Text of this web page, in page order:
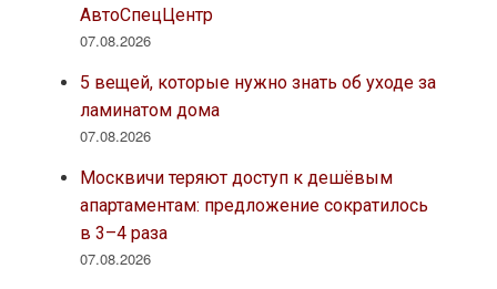
АвтоСпецЦентр
07.08.2026
5 вещей, которые нужно знать об уходе за
ламинатом дома
07.08.2026
Москвичи теряют доступ к дешёвым
апартаментам: предложение сократилось
в 3–4 раза
07.08.2026